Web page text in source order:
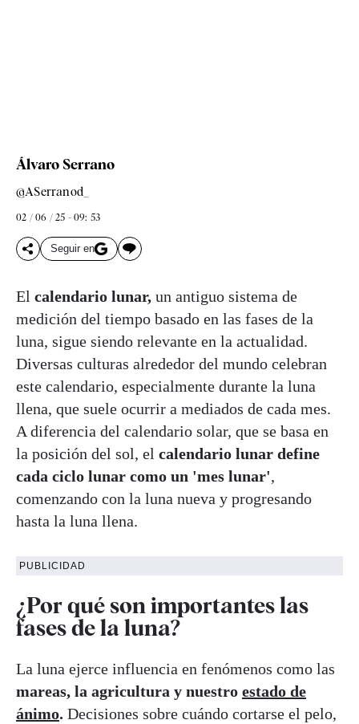
Álvaro Serrano
@ASerranod_
02 / 06 / 25 - 09: 53
Seguir en
El calendario lunar, un antiguo sistema de
medición del tiempo basado en las fases de la
luna, sigue siendo relevante en la actualidad.
Diversas culturas alrededor del mundo celebran
este calendario, especialmente durante la luna
llena, que suele ocurrir a mediados de cada mes.
A diferencia del calendario solar, que se basa en
la posición del sol, el calendario lunar define
cada ciclo lunar como un 'mes lunar',
comenzando con la luna nueva y progresando
hasta la luna llena.
PUBLICIDAD
¿Por qué son importantes las
fases de la luna?
La luna ejerce influencia en fenómenos como las
mareas, la agricultura y nuestro estado de
ánimo. Decisiones sobre cuándo cortarse el pelo,